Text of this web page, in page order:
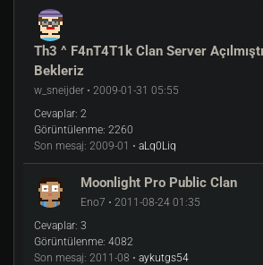
Th3 ^ F4nT4T1k Clan Server
Bekleriz
w_sneijder • 2009-01-31 05:55
Cevaplar: 2
Görüntülenme: 2260
Son mesaj: 2009-01 • aLq0Liq
Moonlight Pro Public Clan
Eno7 • 2011-08-24 01:35
Cevaplar: 3
Görüntülenme: 4082
Son mesaj: 2011-08 • aykutgs54